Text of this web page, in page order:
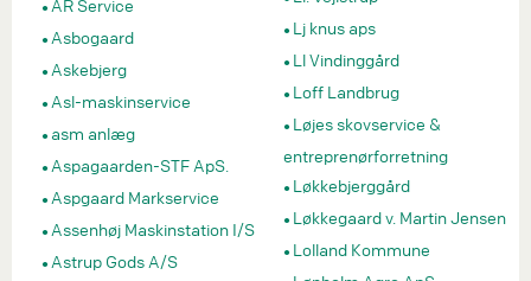
AR Service
Asbogaard
Askebjerg
Asl-maskinservice
asm anlæg
Aspagaarden-STF ApS.
Aspgaard Markservice
Assenhøj Maskinstation I/S
Astrup Gods A/S
Lj knus aps
Ll Vindinggård
Loff Landbrug
Løjes skovservice &
entreprenørforretning
Løkkebjerggård
Løkkegaard v. Martin Jensen
Lolland Kommune